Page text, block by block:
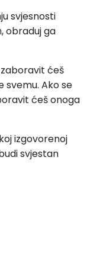
svjesnosti
obraduj ga
ćeš
svemu. Ako se
ćeš onoga
izgovorenoj
svjestan